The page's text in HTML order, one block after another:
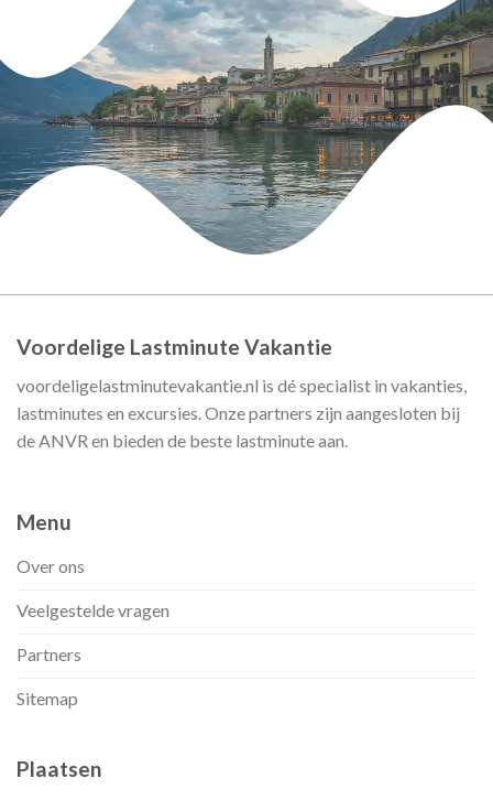
Voordelige Lastminute Vakantie
voordeligelastminutevakantie.nl is dé specialist in vakanties,
lastminutes en excursies. Onze partners zijn aangesloten bij
de ANVR en bieden de beste lastminute aan.
Menu
Over ons
Veelgestelde vragen
Partners
Sitemap
Plaatsen